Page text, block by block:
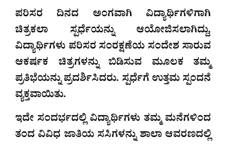
ಪರಿಸರ ದಿನದ ಅಂಗವಾಗಿ ವಿದ್ಯಾರ್ಥಿಗಳಿಗಾಗಿ
ಚಿತ್ರಕಲಾ ಸ್ಪರ್ಧೆಯನ್ನು ಆಯೋಜಿಸಲಾಗಿದ್ದು,
ವಿದ್ಯಾರ್ಥಿಗಳು ಪರಿಸರ ಸಂರಕ್ಷಣೆಯ ಸಂದೇಶ ಸಾರುವ
ಆಕರ್ಷಕ ಚಿತ್ರಗಳನ್ನು ಬಿಡಿಸುವ ಮೂಲಕ ತಮ್ಮ
ಪ್ರತಿಭೆಯನ್ನು ಪ್ರದರ್ಶಿಸಿದರು. ಸ್ಪರ್ಧೆಗೆ ಉತ್ತಮ ಸ್ಪಂದನೆ
ವ್ಯಕ್ತವಾಯಿತು.
ಇದೇ ಸಂದರ್ಭದಲ್ಲಿ ವಿದ್ಯಾರ್ಥಿಗಳು ತಮ್ಮ ಮನೆಗಳಿಂದ
ತಂದ ವಿವಿಧ ಜಾತಿಯ ಸಸಿಗಳನ್ನು ಶಾಲಾ ಆವರಣದಲ್ಲಿ